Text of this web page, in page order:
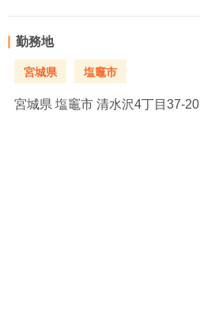
勤務地
宮城県 塩竈市
宮城県 塩竈市 清水沢4丁目37-20